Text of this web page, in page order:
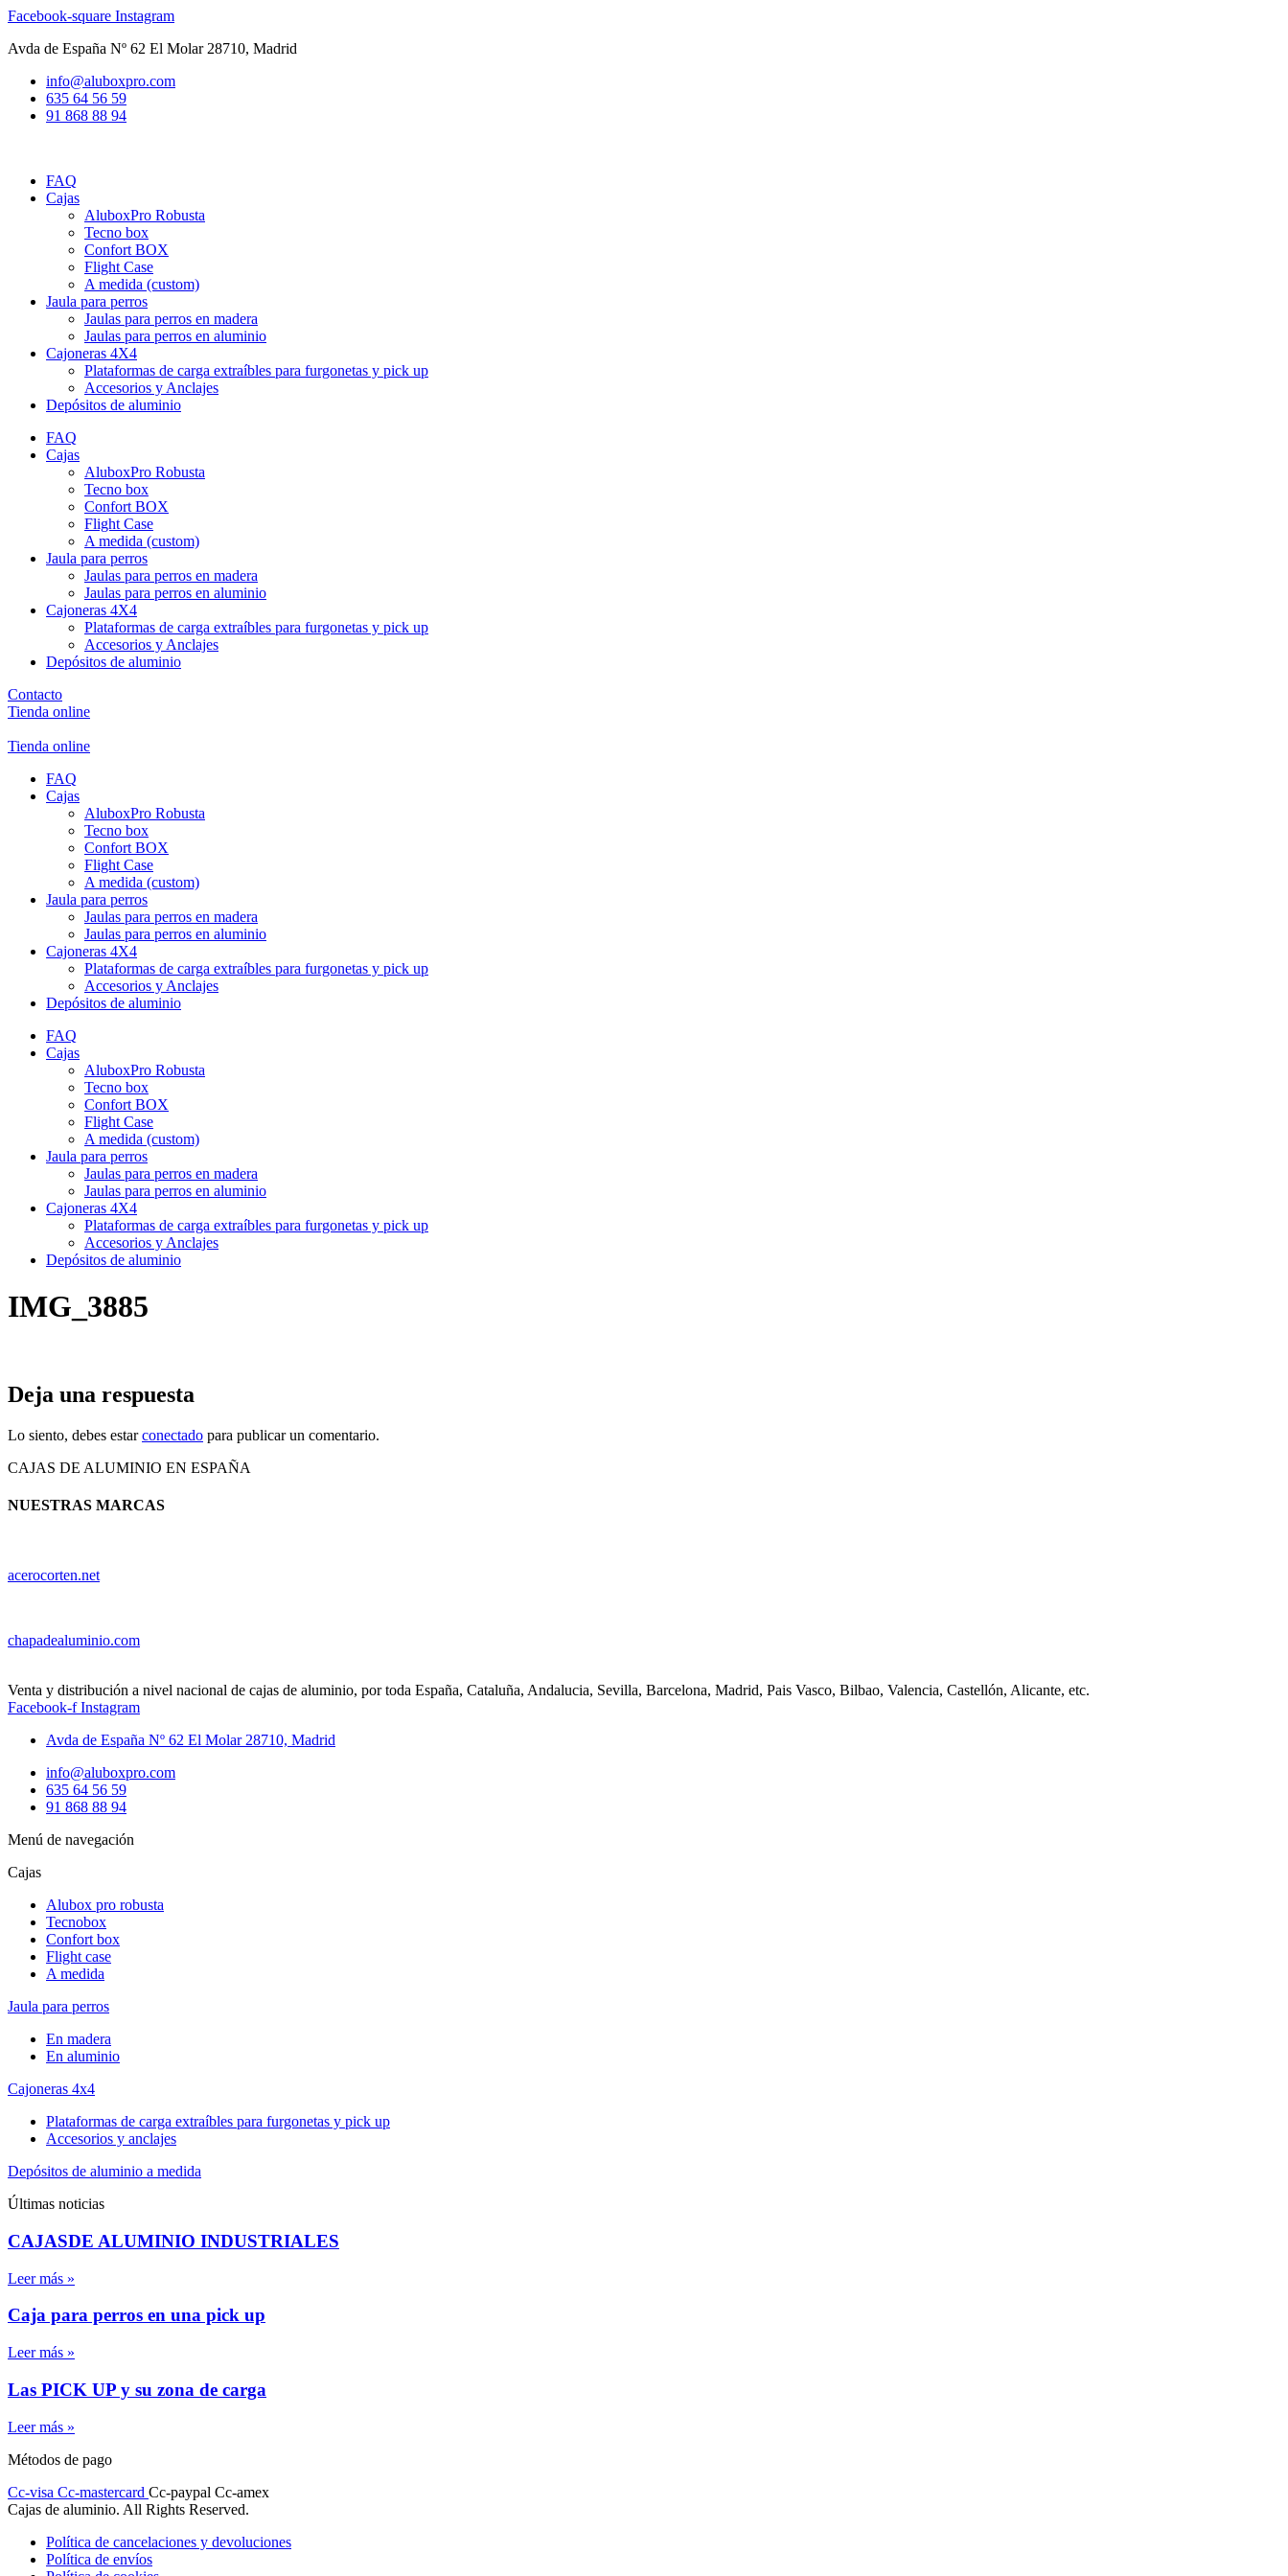
Ir
contenido
Facebook-square Instagram
Avda de España Nº 62 El Molar 28710, Madrid
info@aluboxpro.com
635 64 56 59
91 868 88 94
FAQ
Cajas
AluboxPro Robusta
Tecno box
Confort BOX
Flight Case
A medida (custom)
Jaula para perros
Jaulas para perros en madera
Jaulas para perros en aluminio
Cajoneras 4X4
Plataformas de carga extraíbles para furgonetas y pick up
Accesorios y Anclajes
Depósitos de aluminio
FAQ
Cajas
AluboxPro Robusta
Tecno box
Confort BOX
Flight Case
A medida (custom)
Jaula para perros
Jaulas para perros en madera
Jaulas para perros en aluminio
Cajoneras 4X4
Plataformas de carga extraíbles para furgonetas y pick up
Accesorios y Anclajes
Depósitos de aluminio
Contacto
Tienda online
Tienda online
FAQ
Cajas
AluboxPro Robusta
Tecno box
Confort BOX
Flight Case
A medida (custom)
Jaula para perros
Jaulas para perros en madera
Jaulas para perros en aluminio
Cajoneras 4X4
Plataformas de carga extraíbles para furgonetas y pick up
Accesorios y Anclajes
Depósitos de aluminio
FAQ
Cajas
AluboxPro Robusta
Tecno box
Confort BOX
Flight Case
A medida (custom)
Jaula para perros
Jaulas para perros en madera
Jaulas para perros en aluminio
Cajoneras 4X4
Plataformas de carga extraíbles para furgonetas y pick up
Accesorios y Anclajes
Depósitos de aluminio
IMG_3885
Deja una respuesta
Lo siento, debes estarconectado para publicar un comentario.
CAJAS DE ALUMINIO EN ESPAÑA
NUESTRAS MARCAS
acerocorten.net
chapadealuminio.com
Venta y distribución a nivel nacional de cajas de aluminio, por toda España, Cataluña, Andalucia, Sevilla, Barcelona, Madrid, Pais Vasco, Bilbao, Valencia, Castellón, Alicante, etc.
Facebook-f Instagram
Avda de España Nº 62 El Molar 28710, Madrid
info@aluboxpro.com
635 64 56 59
91 868 88 94
Menú de navegación
Cajas
Alubox pro robusta
Tecnobox
Confort box
Flight case
A medida
Jaula para perros
En madera
En aluminio
Cajoneras 4x4
Plataformas de carga extraíbles para furgonetas y pick up
Accesorios y anclajes
Depósitos de aluminio a medida
Últimas noticias
CAJASDE ALUMINIO INDUSTRIALES
Leer más »
Caja para perros en una pick up
Leer más »
Las PICK UP y su zona de carga
Leer más »
Métodos de pago
Cc-visa Cc-mastercard Cc-paypal Cc-amex
Cajas de aluminio. All Rights Reserved.
Política de cancelaciones y devoluciones
Política de envíos